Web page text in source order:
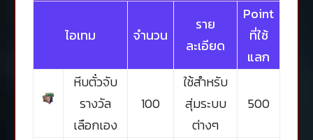
ไอเทม จำนวน
ราย
ละเอียด
Point
ที่ใช้
แลก
หีบตั๋วจับ
รางวัล
เลือกเอง
100
ใช้สำหรับ
สุ่มระบบ
ต่างๆ
500